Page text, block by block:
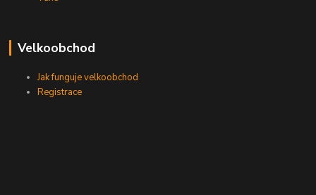
Velkoobchod
Jak funguje velkoobchod
Registrace